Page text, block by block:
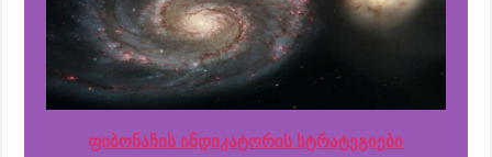
ფიბონაჩის ინდიკატორის სტრატეგიები